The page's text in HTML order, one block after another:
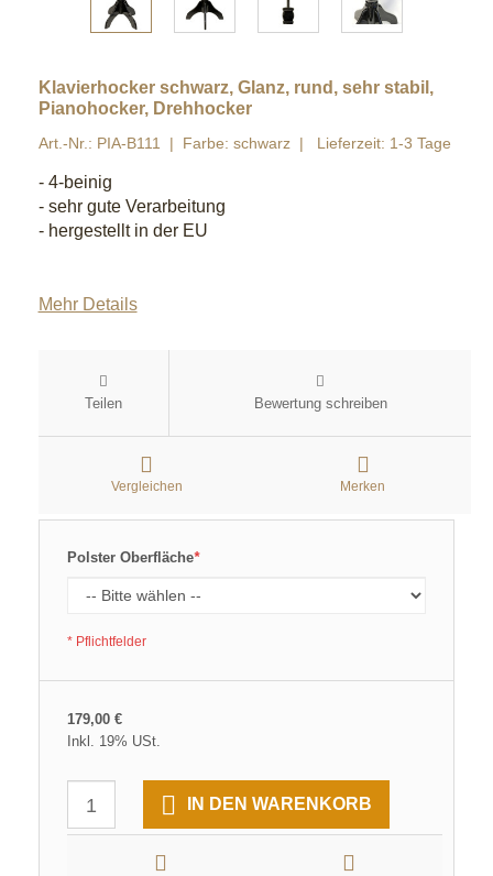
Klavierhocker schwarz, Glanz, rund, sehr stabil,
Pianohocker, Drehhocker
Art.-Nr.: PIA-B111 Farbe: schwarz Lieferzeit: 1-3 Tage
- 4-beinig
- sehr gute Verarbeitung
- hergestellt in der EU
Mehr Details
Teilen Bewertung schreiben
Vergleichen Merken
*
Polster Oberfläche
* Pflichtfelder
179,00 €
Inkl. 19% USt.
IN DEN WARENKORB